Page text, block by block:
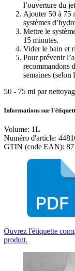
l’ouverture du
Ajouter 50 à 75
systèmes
Mettre le
15 minutes.
Vider le bain et
Pour prévenir
recommandons
semaines (selon
50 - 75 ml par
Informations sur
Volume: 1L
Numéro d'article:
GTIN (code EAN):
Ouvrez l'étiquette
produit.